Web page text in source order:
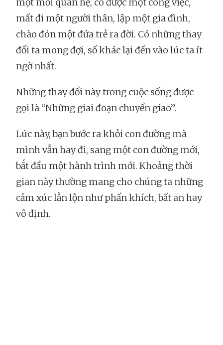
mất đi một người thân, lập một gia đình,
chào đón một đứa trẻ ra đời. Có những thay
đổi ta mong đợi, số khác lại đến vào lúc ta ít
ngờ nhất.
Những thay đổi này trong cuộc sống được
gọi là “Những giai đoạn chuyển giao”.
Lúc này, bạn bước ra khỏi con đường mà
mình vẫn hay đi, sang một con đường mới,
bắt đầu một hành trình mới. Khoảng thời
gian này thường mang cho chúng ta những
cảm xúc lẫn lộn như phấn khích, bất an hay
vô định.